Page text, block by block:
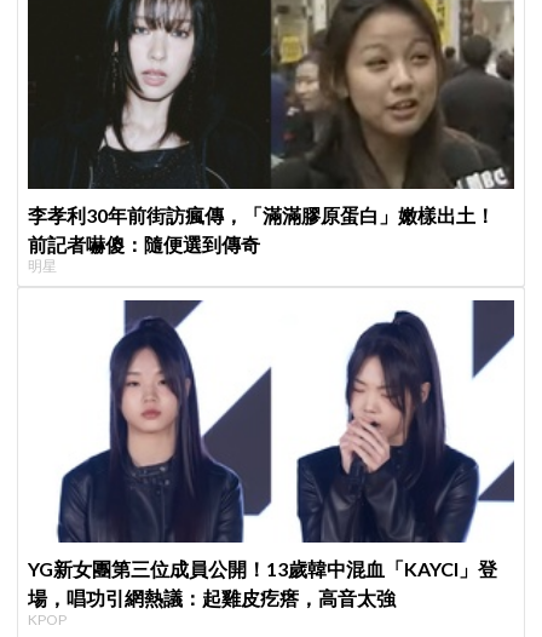
李孝利30年前街訪瘋傳，「滿滿膠原蛋白」嫩樣出土！
前記者嚇傻：隨便選到傳奇
明星
YG新女團第三位成員公開！13歲韓中混血「KAYCI」登
場，唱功引網熱議：起雞皮疙瘩，高音太強
KPOP